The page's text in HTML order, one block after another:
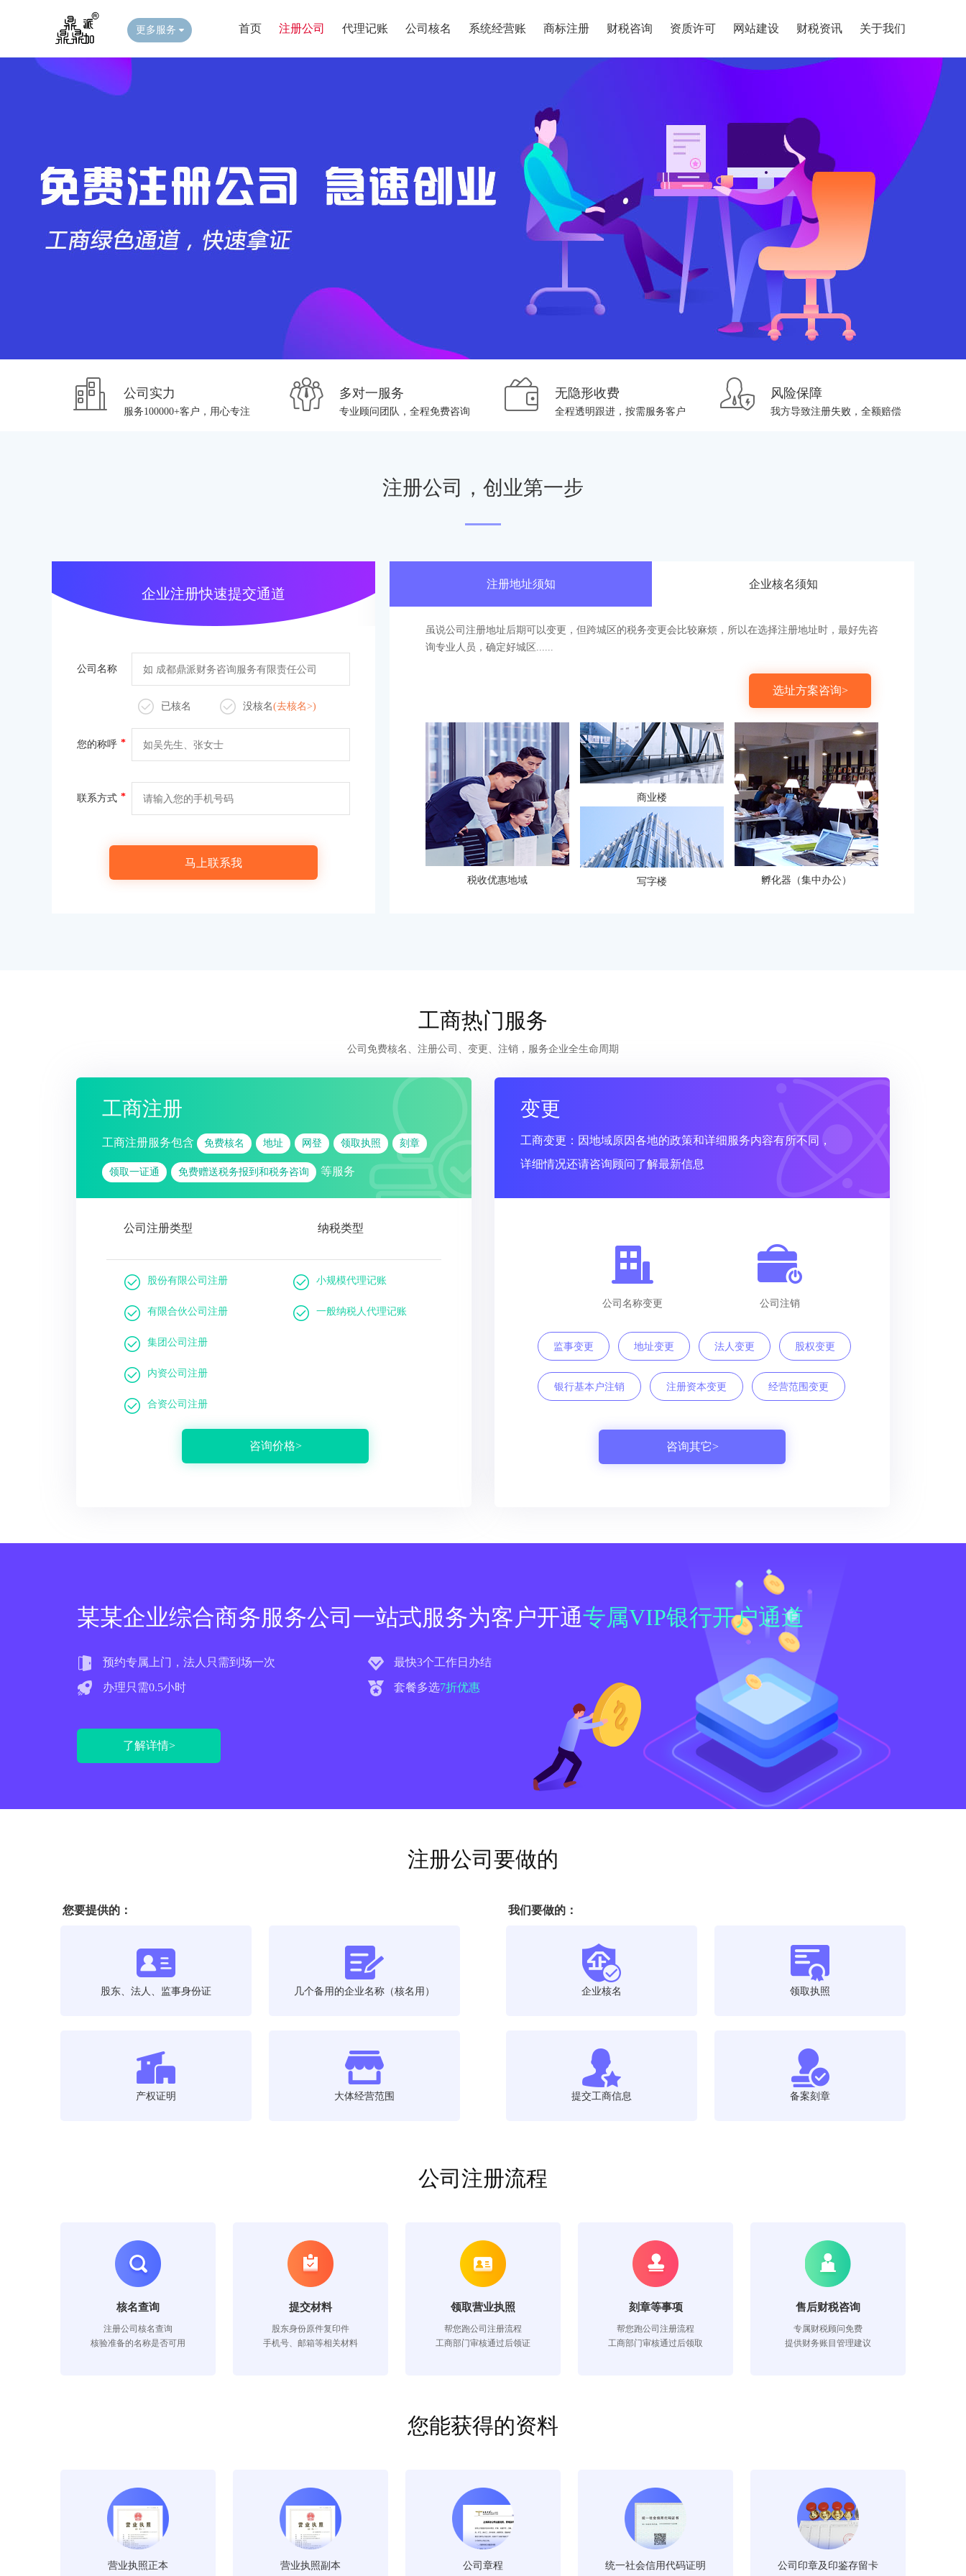
更多服务 首页 注册公司 代理记账 公司核名 系统经营账 商标注册 财税咨询 资质许可 网站建设 财税资讯 关于我们
公司实力
服务100000+客户，用心专注
多对一服务
专业顾问团队，全程免费咨询
无隐形收费
全程透明跟进，按需服务客户
风险保障
我方导致注册失败，全额赔偿
注册公司，创业第一步
企业注册快速提交通道
公司名称
已核名 没核名(去核名>)
您的称呼 *
联系方式 *
注册地址须知 企业核名须知
虽说公司注册地址后期可以变更，但跨城区的税务变更会比较麻烦，所以在选择注册地址时，最好先咨
询专业人员，确定好城区......
选址方案咨询>
税收优惠地域
商业楼
写字楼 孵化器（集中办公）
工商热门服务
公司免费核名、注册公司、变更、注销，服务企业全生命周期
工商注册
工商注册服务包含 免费核名 地址 网登 领取执照 刻章
领取一证通 免费赠送税务报到和税务咨询 等服务
公司注册类型 纳税类型
股份有限公司注册
有限合伙公司注册
集团公司注册
内资公司注册
合资公司注册
小规模代理记账
一般纳税人代理记账
咨询价格>
变更
工商变更：因地域原因各地的政策和详细服务内容有所不同，
详细情况还请咨询顾问了解最新信息
公司名称变更 公司注销
监事变更 地址变更 法人变更 股权变更
银行基本户注销 注册资本变更 经营范围变更
咨询其它>
某某企业综合商务服务公司一站式服务为客户开通专属VIP银行开户通道
预约专属上门，法人只需到场一次 最快3个工作日办结
办理只需0.5小时 套餐多选7折优惠
了解详情>
注册公司要做的
您要提供的：
股东、法人、监事身份证 几个备用的企业名称（核名用）
产权证明 大体经营范围
我们要做的：
企业核名 领取执照
提交工商信息 备案刻章
公司注册流程
核名查询
注册公司核名查询
核验准备的名称是否可用
提交材料
股东身份原件复印件
手机号、邮箱等相关材料
领取营业执照
帮您跑公司注册流程
工商部门审核通过后领证
刻章等事项
帮您跑公司注册流程
工商部门审核通过后领取
售后财税咨询
专属财税顾问免费
提供财务账目管理建议
您能获得的资料
营业执照正本 营业执照副本 公司章程 统一社会信用代码证明 公司印章及印鉴存留卡